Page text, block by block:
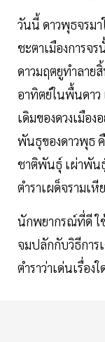
วันนี้ ดาวพุธจรม
ชะตาเมืองการจ
ดาวมฤตยูทำลาย
อาทิตย์ในพื้นดาว
เดิมของดวงเมือ
พันธุของดาวพุธ คื
ชาติพันธุ์ เผ่าพัน
ตำราเผด็จรามเ
นักพยากรณ์ที่ดี ใ
จมปลักกับวิธีการ
ตำราว่าเด่นเรื่อง